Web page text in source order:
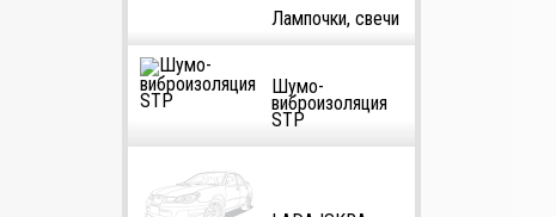
Лампочки, свечи
Шумо-
виброизоляция
STP